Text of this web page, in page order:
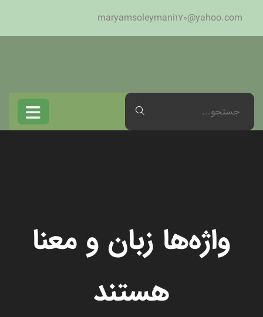
maryamsoleymani170@yahoo.com
واژه‌‌ها زبان و معنا
هستند